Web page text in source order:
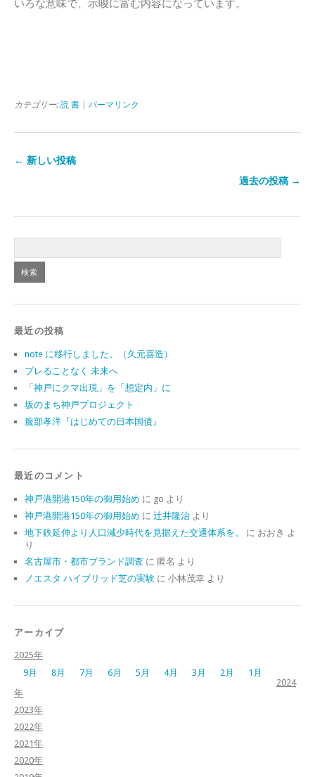
いろな意味で、示唆に富む内容になっています。
カテゴリー: 読 書 パーマリンク
← 新しい投稿
過去の投稿 →
最近の投稿
note に移行しました。（久元喜造）
ブレることなく 未来へ
「神戸にクマ出現」を「想定内」に
坂のまち神戸プロジェクト
服部孝洋『はじめての日本国債』
最近のコメント
神戸港開港150年の御用始め に go より
神戸港開港150年の御用始め に 辻井隆治 より
地下鉄延伸より人口減少時代を見据えた交通体系を。
に おおき よ
り
名古屋市・都市ブランド調査 に 匿名 より
ノエスタ ハイブリッド芝の実験 に 小林茂幸 より
アーカイブ
2025年
9月
8月 7月 6月 5月 4月 3月 2月
1月
2024
年
2023年
2022年
2021年
2020年